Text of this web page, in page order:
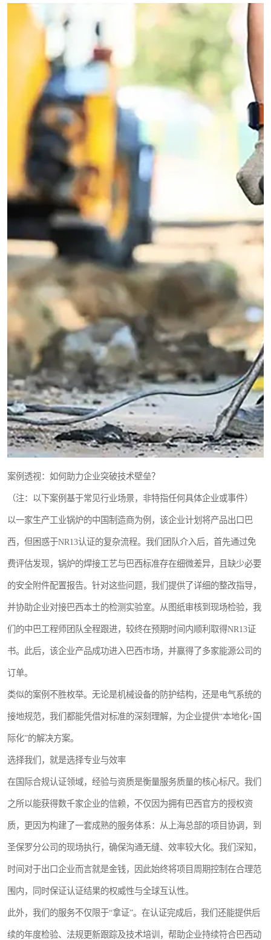
案例透视：如何助力企业突破技术壁垒？
（注：以下案例基于常见行业场景，非特指任何具体企业或事件）
以一家生产工业锅炉的中国制造商为例，该企业计划将产品出口巴
西，但困惑于NR13认证的复杂流程。我们团队介入后，首先通过免
费评估发现，锅炉的焊接工艺与巴西标准存在细微差异，且缺少必要
的安全附件配置报告。针对这些问题，我们提供了详细的整改指导，
并协助企业对接巴西本土的检测实验室。从图纸审核到现场检验，我
们的中巴工程师团队全程跟进，较终在预期时间内顺利取得NR13证
书。此后，该企业产品成功进入巴西市场，并赢得了多家能源公司的
订单。
类似的案例不胜枚举。无论是机械设备的防护结构，还是电气系统的
接地规范，我们都能凭借对标准的深刻理解，为企业提供“本地化+国
际化”的解决方案。
选择我们，就是选择专业与效率
在国际合规认证领域，经验与资质是衡量服务质量的核心标尺。我们
之所以能获得数千家企业的信赖，不仅因为拥有巴西官方的授权资
质，更因为构建了一套成熟的服务体系：从上海总部的项目协调，到
圣保罗分公司的现场执行，确保沟通无缝、效率较大化。我们深知，
时间对于出口企业而言就是金钱，因此始终将项目周期控制在合理范
围内，同时保证认证结果的权威性与全球互认性。
此外，我们的服务不仅限于“拿证”。在认证完成后，我们还能提供后
续的年度检验、法规更新跟踪及技术培训，帮助企业持续符合巴西动